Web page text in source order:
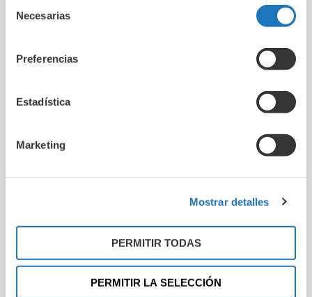
Necesarias
Preferencias
Estadística
Marketing
Mostrar detalles
PERMITIR TODAS
PERMITIR LA SELECCIÓN
o reprogramar esas células para hacerlas
Cuando hablamos de restaurar la producción de
instrucciones genéticas capaces de activar
funciones que el organismo ha perdido. Para ello,
los científicos pueden sustituir genes dañados,
inactivar genes que funcionan mal o añadir nuevos
equilibrio metabólico.
células musculares o hepáticas
para convertir esos tejidos en sistemas capaces
de producir insulina únicamente cuando la glucosa